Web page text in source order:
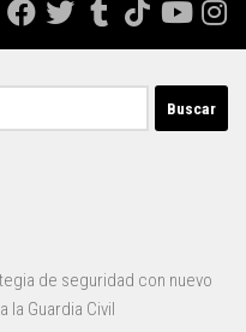
de seguridad con nuevo
la Guardia Civil